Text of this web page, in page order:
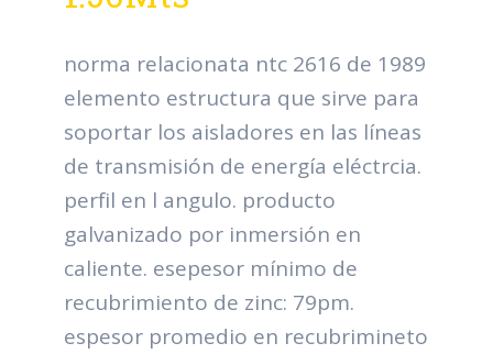
norma relacionata ntc 2616 de 1989
elemento estructura que sirve para
soportar los aisladores en las líneas
de transmisión de energía eléctrcia.
perfil en l angulo. producto
galvanizado por inmersión en
caliente. esepesor mínimo de
recubrimiento de zinc: 79pm.
espesor promedio en recubrimineto